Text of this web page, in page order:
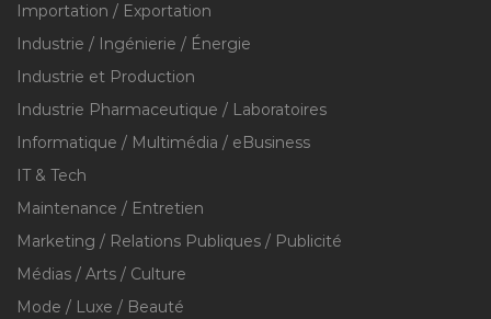
Importation / Exportation
Industrie / Ingénierie / Énergie
Industrie et Production
Industrie Pharmaceutique / Laboratoires
Informatique / Multimédia / eBusiness
IT & Tech
Maintenance / Entretien
Marketing / Relations Publiques / Publicité
Médias / Arts / Culture
Mode / Luxe / Beauté